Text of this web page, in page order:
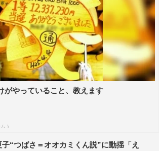
いった文言と一緒に仲むつまじい5人の
がやっていること、教えます
)
“つばさ＝オオカミくん説”に動揺「え